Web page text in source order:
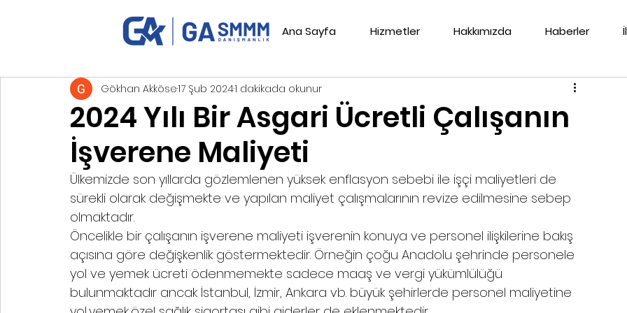
Ana Sayfa Hizmetler Hakkımızda Haberler
2024 Yılı Bir Asgari Ücretli Çalışanın
İşverene Maliyeti
Gökhan Akköse17 Şub 20241 dakikada okunur
Ülkemizde son yıllarda gözlemlenen yüksek enflasyon sebebi ile işçi maliyetleri de
sürekli olarak değişmekte ve yapılan maliyet çalışmalarının revize edilmesine sebep
olmaktadır.
Öncelikle bir çalışanın işverene maliyeti işverenin konuya ve personel ilişkilerine bakış
açısına göre değişkenlik göstermektedir. Örneğin çoğu Anadolu şehrinde personele
yol ve yemek ücreti ödenmemekte sadece maaş ve vergi yükümlülüğü
bulunmaktadır ancak İstanbul, İzmir, Ankara vb. büyük şehirlerde personel maliyetine